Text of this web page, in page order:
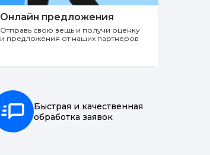
Онлайн предложения
Отправь свою вещь и получи оценку
и предложения от наших партнеров
Быстрая и качественная
обработка заявок